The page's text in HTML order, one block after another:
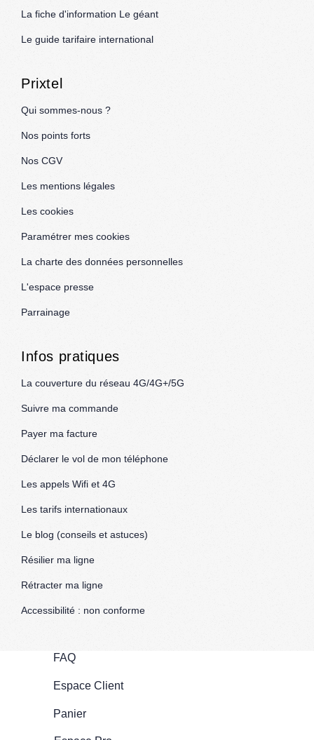
La fiche d'information Le géant
Le guide tarifaire international
Prixtel
Qui sommes-nous ?
Nos points forts
Nos CGV
Les mentions légales
Les cookies
Paramétrer mes cookies
La charte des données personnelles
L'espace presse
Parrainage
Infos pratiques
La couverture du réseau 4G/4G+/5G
Suivre ma commande
Payer ma facture
Déclarer le vol de mon téléphone
Les appels Wifi et 4G
Les tarifs internationaux
Le blog (conseils et astuces)
Résilier ma ligne
Rétracter ma ligne
Accessibilité : non conforme
FAQ
Espace Client
Panier